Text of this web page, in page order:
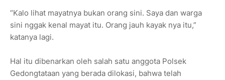
“Kalo lihat mayatnya bukan orang sini. Saya dan warga
sini nggak kenal mayat itu. Orang jauh kayak nya itu,”
katanya lagi.
Hal itu dibenarkan oleh salah satu anggota Polsek
Gedongtataan yang berada dilokasi, bahwa telah